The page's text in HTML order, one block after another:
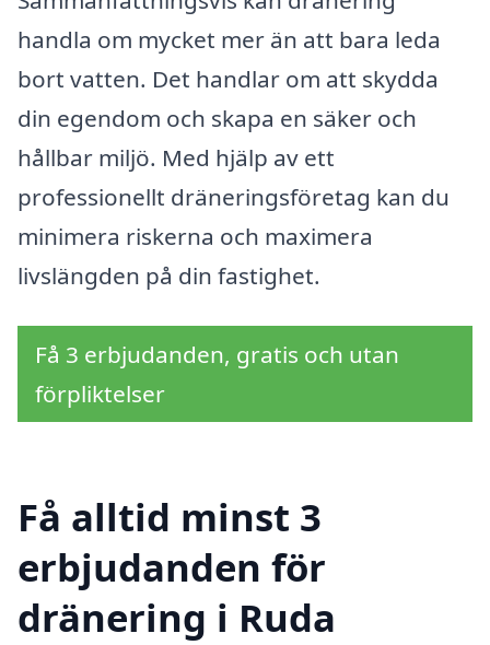
handla om mycket mer än att bara leda
bort vatten. Det handlar om att skydda
din egendom och skapa en säker och
hållbar miljö. Med hjälp av ett
professionellt dräneringsföretag kan du
minimera riskerna och maximera
livslängden på din fastighet.
Få 3 erbjudanden, gratis och utan
förpliktelser
Få alltid minst 3
erbjudanden för
dränering i Ruda